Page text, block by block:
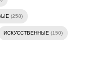
(258)
ИСКУССТВЕННЫЕ (150)